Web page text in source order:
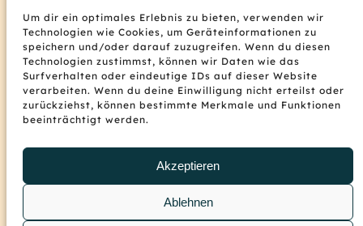
Um dir ein optimales Erlebnis zu bieten, verwenden wir
Technologien wie Cookies, um Geräteinformationen zu
speichern und/oder darauf zuzugreifen. Wenn du diesen
Technologien zustimmst, können wir Daten wie das
Surfverhalten oder eindeutige IDs auf dieser Website
verarbeiten. Wenn du deine Einwilligung nicht erteilst oder
zurückziehst, können bestimmte Merkmale und Funktionen
beeinträchtigt werden.
Akzeptieren
Ablehnen
6
7
7
5
2
BIC: GENODEM1GLS
© 2026 Homeplanet Hostel
Anmelden